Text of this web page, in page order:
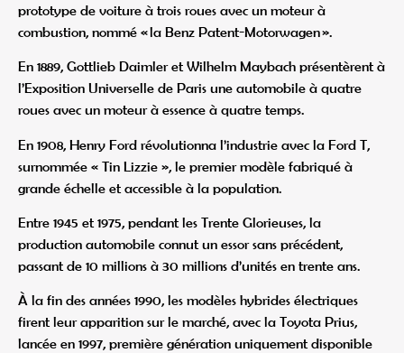
prototype de voiture à trois roues avec un moteur à
combustion, nommé « la Benz Patent-Motorwagen ».
En 1889, Gottlieb Daimler et Wilhelm Maybach présentèrent à
l’Exposition Universelle de Paris une automobile à quatre
roues avec un moteur à essence à quatre temps.
En 1908, Henry Ford révolutionna l’industrie avec la Ford T,
surnommée « Tin Lizzie », le premier modèle fabriqué à
grande échelle et accessible à la population.
Entre 1945 et 1975, pendant les Trente Glorieuses, la
production automobile connut un essor sans précédent,
passant de 10 millions à 30 millions d’unités en trente ans.
À la fin des années 1990, les modèles hybrides électriques
firent leur apparition sur le marché, avec la Toyota Prius,
lancée en 1997, première génération uniquement disponible